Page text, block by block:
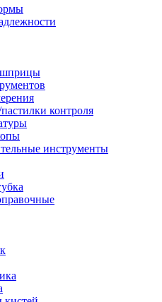
шприцы
контроля
инструменты